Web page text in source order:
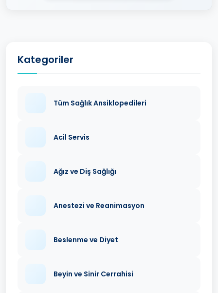
Kategoriler
Tüm Sağlık Ansiklopedileri
Acil Servis
Ağız ve Diş Sağlığı
Anestezi ve Reanimasyon
Beslenme ve Diyet
Beyin ve Sinir Cerrahisi